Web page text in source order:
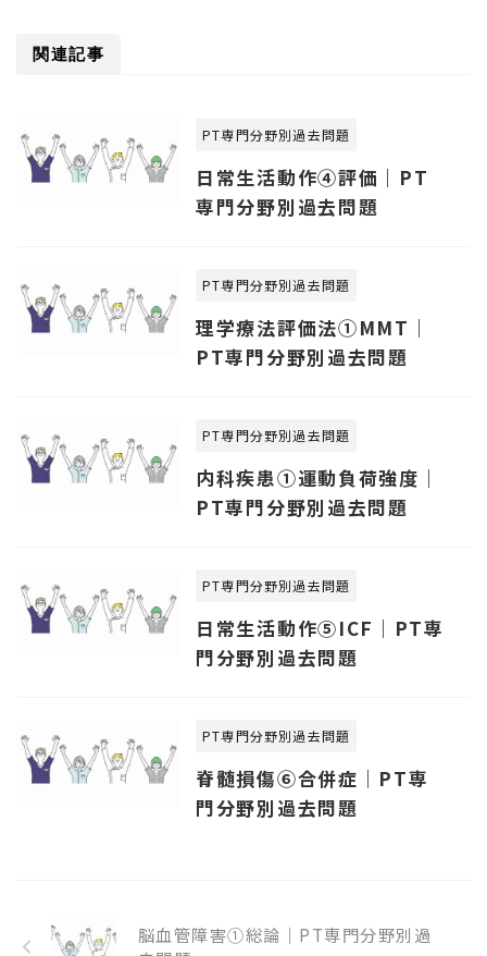
関連記事
PT専門分野別過去問題
日常生活動作④評価｜PT
専門分野別過去問題
PT専門分野別過去問題
理学療法評価法①MMT｜
PT専門分野別過去問題
PT専門分野別過去問題
内科疾患①運動負荷強度｜
PT専門分野別過去問題
PT専門分野別過去問題
日常生活動作⑤ICF｜PT専
門分野別過去問題
PT専門分野別過去問題
脊髄損傷⑥合併症｜PT専
門分野別過去問題
脳血管障害①総論｜PT専門分野別過